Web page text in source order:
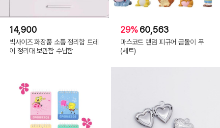
14,900
빅사이즈 화장품 소품 정리함 트레
이 정리대 보관함 수납함
29%60,563
마스코트 랜덤 피규어 곰돌이 푸
(세트)